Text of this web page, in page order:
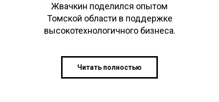
Жвачкин поделился опытом
Томской области в поддержке
высокотехнологичного бизнеса.
Читать полностью